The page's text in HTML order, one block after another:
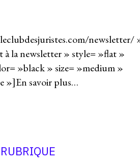
newsletter/
la newsletter » style= »flat »
»black » size= »medium »
»]En savoir plus…